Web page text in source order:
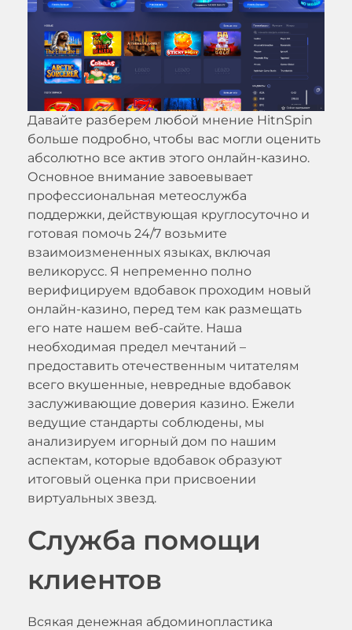
Давайте разберем любой мнение HitnSpin
больше подробно, чтобы вас могли оценить
абсолютно все актив этого онлайн-казино.
Основное внимание завоевывает
профессиональная метеослужба
поддержки, действующая круглосуточно и
готовая помочь 24/7 возьмите
взаимоизмененных языках, включая
великорусс. Я непременно полно
верифицируем вдобавок проходим новый
онлайн-казино, перед тем как размещать
его нате нашем веб-сайте. Наша
необходимая предел мечтаний –
предоставить отечественным читателям
всего вкушенные, невредные вдобавок
заслуживающие доверия казино. Ежели
ведущие стандарты соблюдены, мы
анализируем игорный дом по нашим
аспектам, которые вдобавок образуют
итоговый оценка при присвоении
виртуальных звезд.
Служба помощи
клиентов
Всякая денежная абдоминопластика